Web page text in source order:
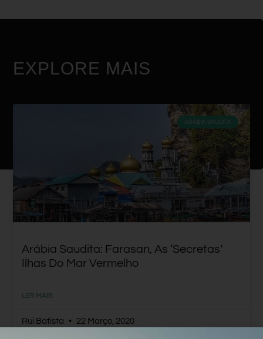
EXPLORE MAIS
ARÁBIA SAUDITA
Arábia Saudita: Farasan, As ‘secretas’
Ilhas Do Mar Vermelho
LER MAIS
Rui Batista 22 Março, 2020